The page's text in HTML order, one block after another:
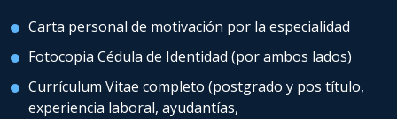
Carta personal de motivación por la especialidad
Fotocopia Cédula de Identidad (por ambos lados)
Currículum Vitae completo (postgrado y pos título,
experiencia laboral, ayudantías,